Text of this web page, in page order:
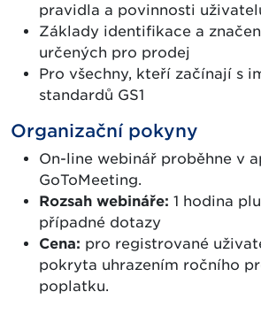
pravidla a povinnosti
Základy identifikace a
určených pro prodej
Pro všechny, kteří začínají s
standardů GS1
Organizační pokyny
On-line webinář proběhne v
GoToMeeting.
Rozsah webináře: 1 hodina
případné dotazy
Cena: pro registrované
pokryta uhrazením ročního
poplatku.